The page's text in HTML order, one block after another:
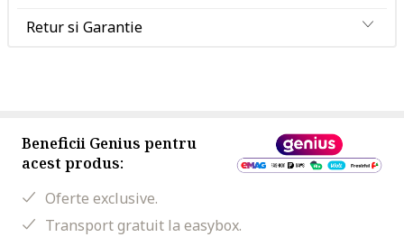
Retur si Garantie
Beneficii Genius pentru
acest produs:
Oferte exclusive.
Transport gratuit la easybox.